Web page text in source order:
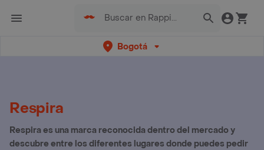
Bogotá
Respira
Respira es una marca reconocida dentro del mercado y
descubre entre los diferentes lugares donde puedes pedir